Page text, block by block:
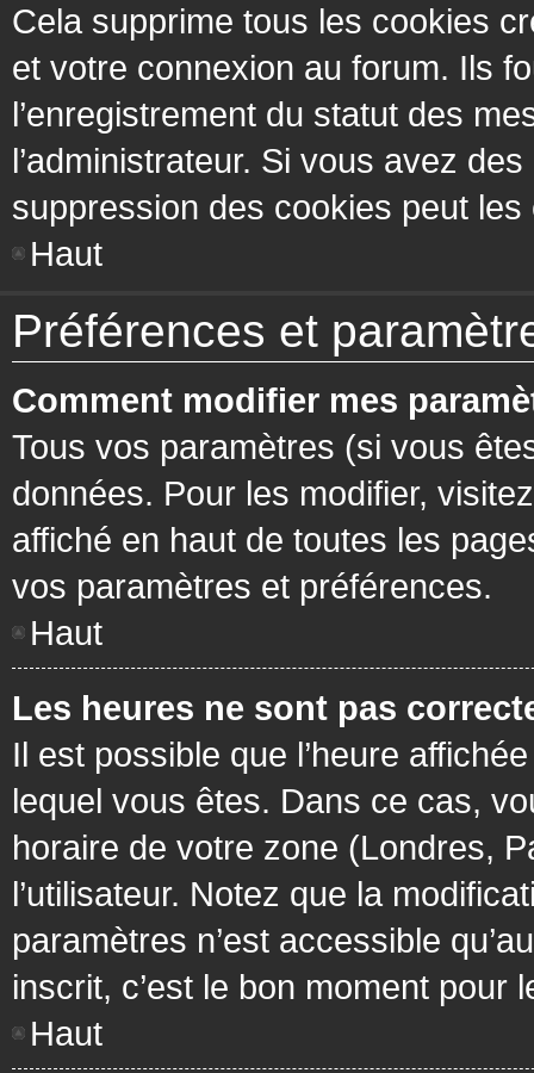
Cela supprime tous les cookies
et votre connexion au forum. Ils
l’enregistrement du statut des
l’administrateur. Si vous avez
suppression des cookies peut les
Haut
Préférences et
Comment modifier mes
Tous vos paramètres (si vous
données. Pour les modifier,
affiché en haut de toutes les
vos paramètres et préférences.
Haut
Les heures ne sont pas
Il est possible que l’heure
lequel vous êtes. Dans ce cas,
horaire de votre zone (Londres,
l’utilisateur. Notez que la
paramètres n’est accessible
inscrit, c’est le bon moment pour
Haut